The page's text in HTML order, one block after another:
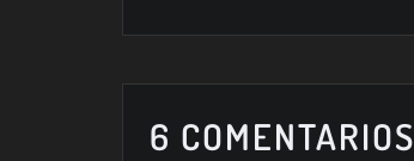
6 COMENTARIOS